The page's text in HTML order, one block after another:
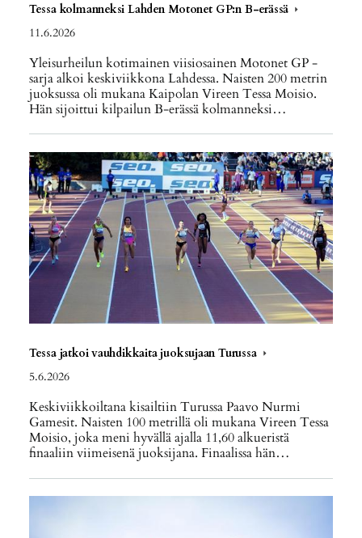
Tessa kolmanneksi Lahden Motonet GP:n B-erässä
11.6.2026
Yleisurheilun kotimainen viisiosainen Motonet GP -
sarja alkoi keskiviikkona Lahdessa. Naisten 200 metrin
juoksussa oli mukana Kaipolan Vireen Tessa Moisio.
Hän sijoittui kilpailun B-erässä kolmanneksi…
Tessa jatkoi vauhdikkaita juoksujaan Turussa
5.6.2026
Keskiviikkoiltana kisailtiin Turussa Paavo Nurmi
Gamesit. Naisten 100 metrillä oli mukana Vireen Tessa
Moisio, joka meni hyvällä ajalla 11,60 alkueristä
finaaliin viimeisenä juoksijana. Finaalissa hän…